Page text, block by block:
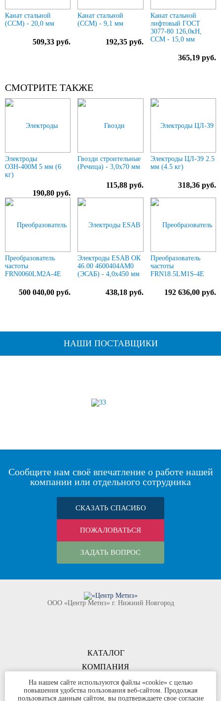
Канат стальной
(ССМ) - 20,0 мм
509,33 руб.
Канат стальной
(ССМ) - 9,1 мм
192,35 руб.
Канат стальной
лифтовый ГОСТ
3077-80 126,0кН,
ССМ - 15,0 мм
365,19 руб.
СМОТРИТЕ ТАКЖЕ
Электроды
ОЗН-400М 5 мм (6
кг)
190,80 руб.
Гвозди строительные
(Речица) - 3,0х70 мм
115,88 руб.
Электроды ЦЛ-39 2.5
мм (4.5 кг)
318,36 руб.
Преобразователь
частоты
FRN0060LM2A-4E
500 040,00 руб.
Электроды ESAB ОК
46.00 4600404AM0
(ЭСАБ) - 4,0х450 мм
438,18 руб.
Преобразователь
частоты
FRN18.5LM1S-4E
192 636,00 руб.
НАШИ ПОСТАВЩИКИ
Сообщите нам своё впечатление о работе нашей
компании или отдельного сотрудника
СКАЗАТЬ СПАСИБО
ПОЖАЛОВАТЬСЯ
ЗАДАТЬ ВОПРОС
КОМПАНИЯ
ООО «Центр Метиз» г. Нижний Новгород
КАТАЛОГ
КОНТАКТЫ
©ООО «Центр Метиз» 2000-2026
На нашем сайте используются файлы «cookie» с целью
повышения удобства пользования веб-сайтом. Продолжая
пользоваться данным сайтом, вы подтверждаете свое согласие